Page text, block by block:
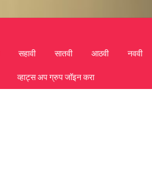
सहावी सातवी आठवी नववी
व्हाट्स अप ग्रुप जॉइन करा